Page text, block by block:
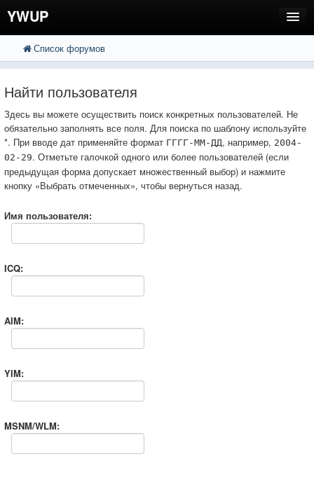
YWUP
FAQ
Вход
Список форумов
Найти пользователя
Здесь вы можете осуществить поиск конкретных пользователей. Не
обязательно заполнять все поля. Для поиска по шаблону используйте
*. При вводе дат применяйте формат ГГГГ-ММ-ДД, например, 2004-
02-29. Отметьте галочкой одного или более пользователей (если
предыдущая форма допускает множественный выбор) и нажмите
кнопку «Выбрать отмеченных», чтобы вернуться назад.
Имя пользователя:
ICQ:
AIM:
YIM:
MSNM/WLM: